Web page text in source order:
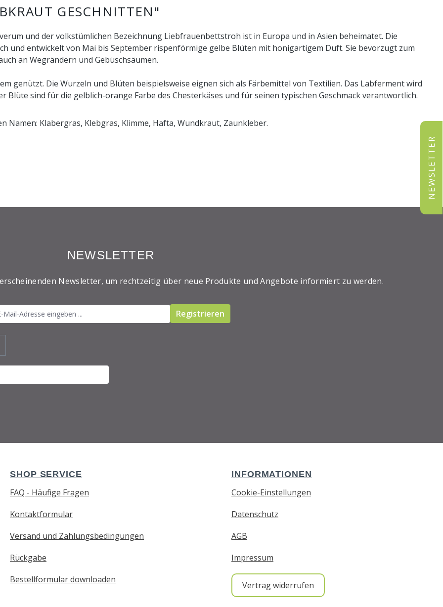
GESCHNITTEN"
und der volkstümlichen Bezeichnung Liebfrauenbettstroh ist in Europa und in Asien beheimatet. Die
und entwickelt von Mai bis September rispenförmige gelbe Blüten mit honigartigem Duft. Sie bevorzugt zum
an Wegrändern und Gebüschsäumen.
genützt. Die Wurzeln und Blüten beispielsweise eignen sich als Färbemittel von Textilien. Das Labferment wird
Blüte sind für die gelblich-orange Farbe des Chesterkäses und für seinen typischen Geschmack verantwortlich.
Klabergras, Klebgras, Klimme, Hafta, Wundkraut, Zaunkleber.
NEWSLETTER
Newsletter, um rechtzeitig über neue Produkte und Angebote informiert zu werden.
Registrieren
SHOP SERVICE
FAQ - Häufige Fragen
Kontaktformular
Versand und Zahlungsbedingungen
Rückgabe
Bestellformular downloaden
INFORMATIONEN
Cookie-Einstellungen
Datenschutz
AGB
Impressum
Vertrag widerrufen
NEWSLETTER